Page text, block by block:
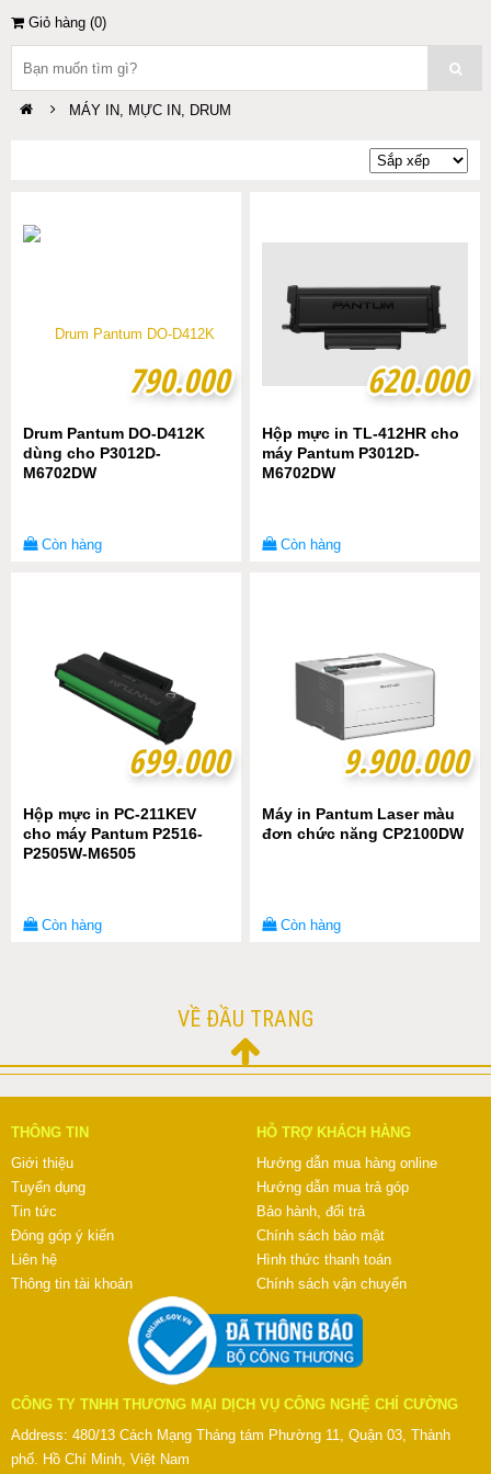
Giỏ hàng (0)
MÁY IN, MỰC IN, DRUM
790.000
790.000
Drum Pantum DO-D412K
dùng cho P3012D-
M6702DW
Còn hàng
620.000
620.000
Hộp mực in TL-412HR cho
máy Pantum P3012D-
M6702DW
Còn hàng
699.000
699.000
Hộp mực in PC-211KEV
cho máy Pantum P2516-
P2505W-M6505
Còn hàng
9.900.000
9.900.000
Máy in Pantum Laser màu
đơn chức năng CP2100DW
Còn hàng
VỀ ĐẦU TRANG
THÔNG TIN
Giới thiệu
Tuyển dụng
Tin tức
Đóng góp ý kiến
Liên hệ
Thông tin tài khoản
HỖ TRỢ KHÁCH HÀNG
Hướng dẫn mua hàng online
Hướng dẫn mua trả góp
Bảo hành, đổi trả
Chính sách bảo mật
Hình thức thanh toán
Chính sách vận chuyển
CÔNG TY TNHH THƯƠNG MẠI DỊCH VỤ CÔNG NGHỆ CHÍ CƯỜNG
Address: 480/13 Cách Mạng Tháng tám Phường 11, Quận 03, Thành
phố. Hồ Chí Minh, Việt Nam